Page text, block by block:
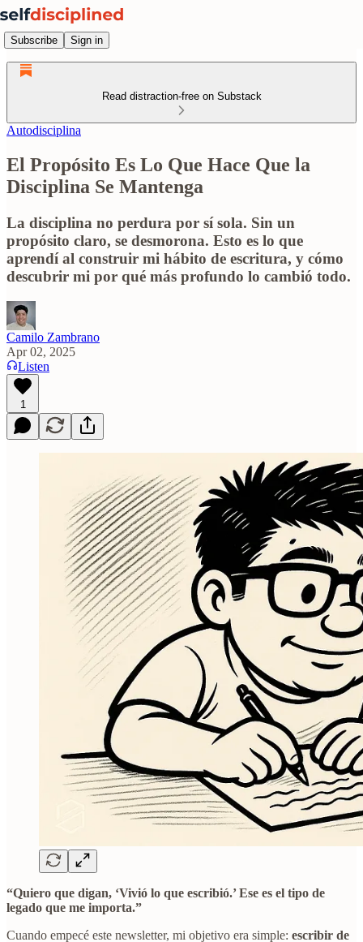
Subscribe Sign in
Read distraction-free on Substack
Autodisciplina
El Propósito Es Lo Que Hace Que la
Disciplina Se Mantenga
La disciplina no perdura por sí sola. Sin un
propósito claro, se desmorona. Esto es lo que
aprendí al construir mi hábito de escritura, y cómo
descubrir mi por qué más profundo lo cambió todo.
Camilo Zambrano
Apr 02, 2025
Listen
1
“Quiero que digan, ‘Vivió lo que escribió.’ Ese es el tipo de
legado que me importa.”
Cuando empecé este newsletter, mi objetivo era simple: escribir de